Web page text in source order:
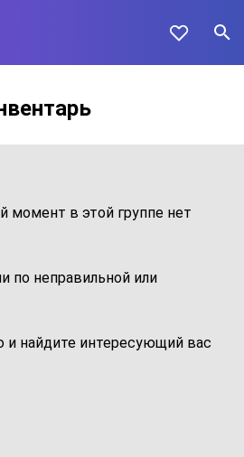
момент в этой группе нет
неправильной или
и найдите интересующий вас